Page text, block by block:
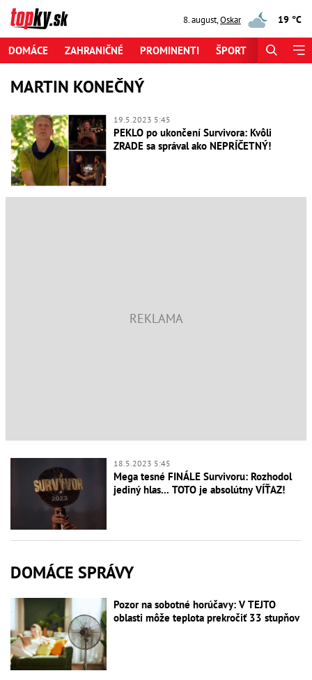
8. august,Oskar 19 °C
DOMÁCE ZAHRANIČNÉ PROMINENTI ŠPORT
MARTIN KONEČNÝ
19.5.2023 5:45
PEKLO po ukončení Survivora: Kvôli
ZRADE sa správal ako NEPRÍČETNÝ!
18.5.2023 5:45
Mega tesné FINÁLE Survivoru: Rozhodol
jediný hlas... TOTO je absolútny VÍŤAZ!
DOMÁCE SPRÁVY
Pozor na sobotné horúčavy: V TEJTO
oblasti môže teplota prekročiť 33 stupňov